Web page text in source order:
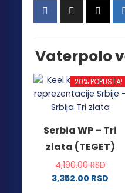
Vaterpolo
20% POPUSTA!
Serbia WP – Tri
zlata (TEGET)
4,190.00RSD
3,352.00 RSD